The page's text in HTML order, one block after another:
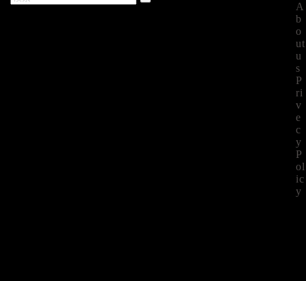
A
b
o
ut
u
s
P
ri
v
e
c
y
P
ol
ic
y